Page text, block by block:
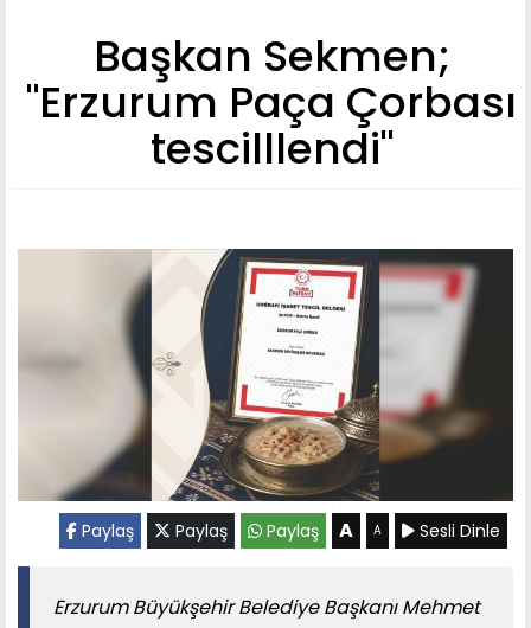
Başkan Sekmen;
"Erzurum Paça Çorbası
tescilllendi"
Paylaş Paylaş Paylaş A A Sesli Dinle
Erzurum Büyükşehir Belediye Başkanı Mehmet